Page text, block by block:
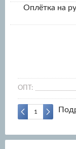
Оплётка на
ОПТ: